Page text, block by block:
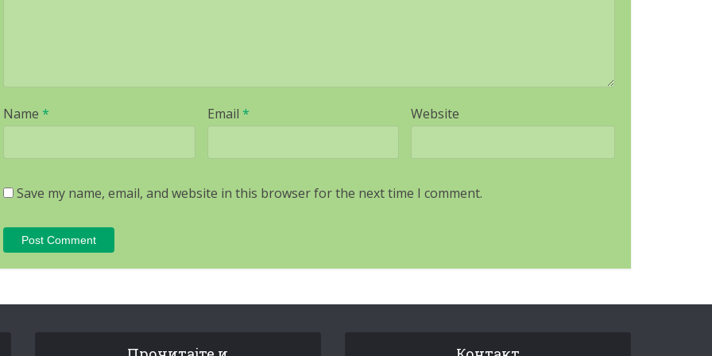
Name * Email * Website
Save my name, email, and website in this browser for the next time I comment.